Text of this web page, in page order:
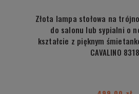
Złota lampa stołowa na
do salonu lub sypialni o
kształcie z pięknym
CAVALINO 8318